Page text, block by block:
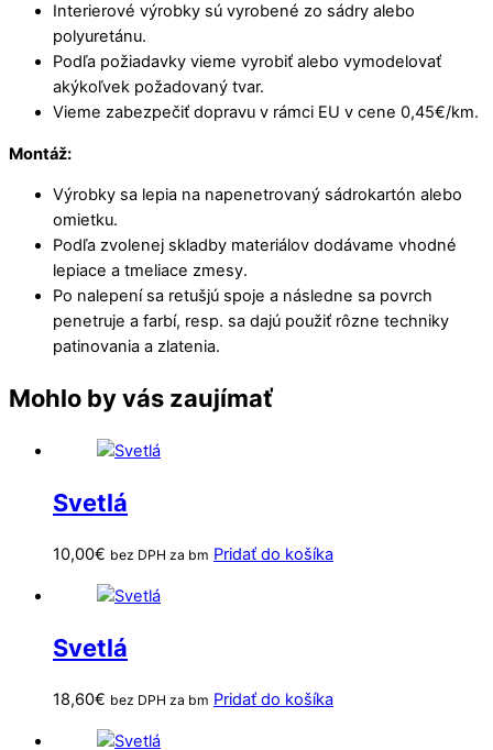
Interierové výrobky sú vyrobené zo sádry alebo
polyuretánu.
Podľa požiadavky vieme vyrobiť alebo vymodelovať
akýkoľvek požadovaný tvar.
Vieme zabezpečiť dopravu v rámci EU v cene 0,45€/km.
Montáž:
Výrobky sa lepia na napenetrovaný sádrokartón alebo
omietku.
Podľa zvolenej skladby materiálov dodávame vhodné
lepiace a tmeliace zmesy.
Po nalepení sa retušjú spoje a následne sa povrch
penetruje a farbí, resp. sa dajú použiť rôzne techniky
patinovania a zlatenia.
Mohlo by vás zaujímať
Svetlá
10,00€ bez DPH za bm Pridať do košíka
Svetlá
18,60€ bez DPH za bm Pridať do košíka